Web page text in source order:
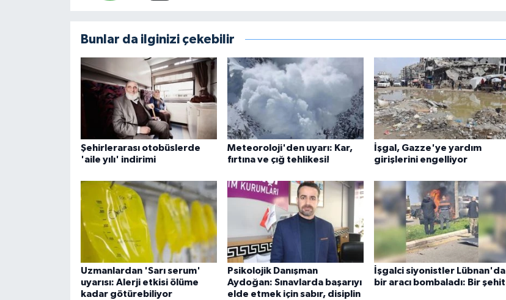
Bunlar da ilginizi çekebilir
Şehirlerarası otobüslerde
'aile yılı' indirimi
Meteoroloji'den uyarı: Kar,
fırtına ve çığ tehlikesi!
İşgal, Gazze'ye yardım
girişlerini engelliyor
Uzmanlardan 'Sarı serum'
uyarısı: Alerji etkisi ölüme
kadar götürebiliyor
Psikolojik Danışman
Aydoğan: Sınavlarda başarıyı
elde etmek için sabır, disiplin
İşgalci siyonistler Lübnan'da
bir aracı bombaladı: Bir şehit